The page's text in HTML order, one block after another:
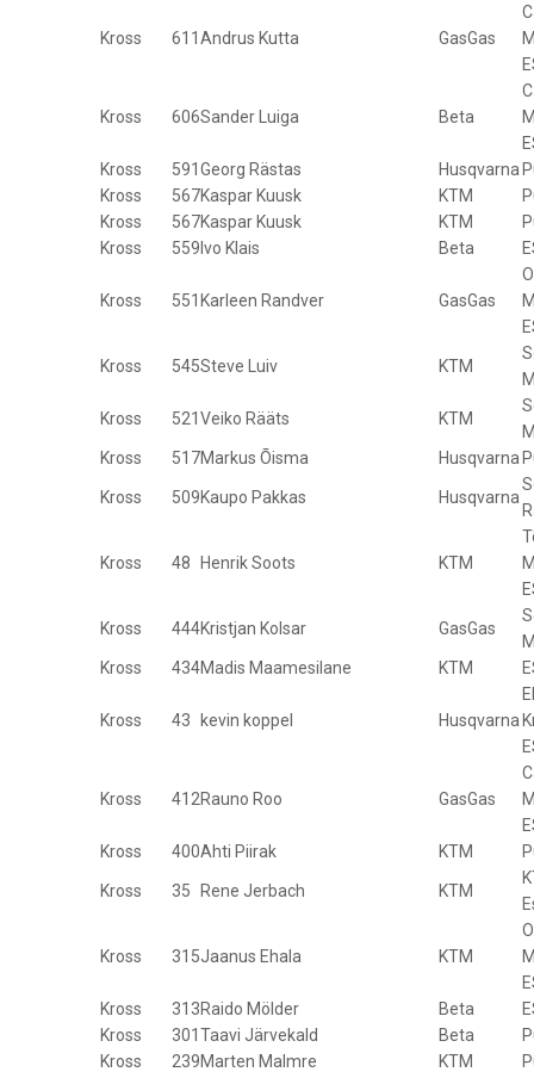
Kross 611 Andrus Kutta GasGas
Kross 606Sander Luiga Beta
Kross
591 Georg Rästas Husqvarna
Kross
567Kaspar Kuusk KTM
Kross
567Kaspar Kuusk KTM
Kross
559 Ivo Klais Beta
Kross 551 Karleen Randver GasGas
Kross 545Steve Luiv KTM
Kross 521 Veiko Rääts KTM
Kross
517Markus Õisma Husqvarna
Kross 509Kaupo Pakkas Husqvarna
Kross 48 Henrik Soots KTM
Kross 444Kristjan Kolsar GasGas
Kross
434Madis Maamesilane KTM
Kross 43 kevin koppel Husqvarna
Kross 412Rauno Roo GasGas
Kross
400Ahti Piirak KTM
Kross 35 Rene Jerbach KTM
Kross 315Jaanus Ehala KTM
Kross
313Raido Mölder Beta
Kross
301 Taavi Järvekald Beta
Kross
239Marten Malmre KTM